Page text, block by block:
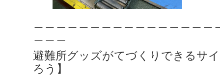
避難所グッズがてづくりできるサ
ろう】